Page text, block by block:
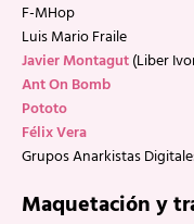
F-MHop
Luis Mario Fraile
Javier Montagut(Liber
Ant On Bomb
Pototo
Félix Vera
Grupos Anarkistas
Maquetación y